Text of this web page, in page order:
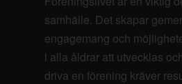
samhälle. Det skapar
engagemang och
i alla åldrar att utvecklas
driva en förening kräver